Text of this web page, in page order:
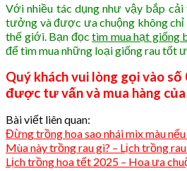
Với nhiều tác dụng như vậy bắp
tưởng và được ưa chuộng không
thế giới. Bạn đọctìm mua hạt giống
để tìm mua những loại giống rau tốt
Quý khách vui lòng gọi vào
được tư vấn và mua hàng
Bài viết liên quan:
Đừng trồng hoa sao nhái mix màu
Mùa này trồng rau gì? – Lịch trồng
Lịch trồng hoa tết 2025 – Hoa ưa